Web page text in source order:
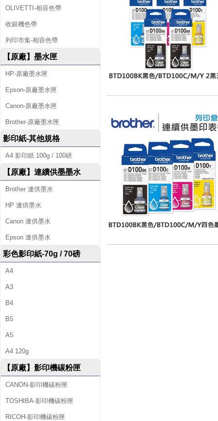
OLIVETTI-相容色帶
收銀機色帶
列印市集-相容色帶
【原廠】墨水匣
HP-原廠墨水匣
Epson-原廠墨水匣
Canon-原廠墨水匣
Brother-原廠墨水匣
影印紙-其他規格
A4 影印紙 100g / 100磅
【原廠】連續供墨墨水
Brother 連供墨水
HP 連供墨水
Canon 連供墨水
Epson 連供墨水
彩色影印紙-70g / 70磅
A4
A3
B4
B5
A5
A4 120g
【原廠】影印機碳粉匣
CANON-影印機碳粉匣
TOSHIBA-影印機碳粉匣
RICOH-影印機碳粉匣